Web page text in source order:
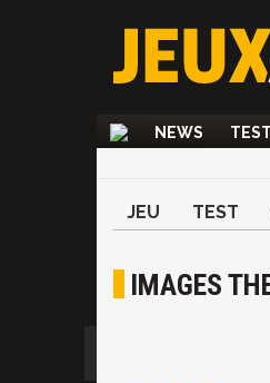
NEWS
JEU TEST
IMAGES